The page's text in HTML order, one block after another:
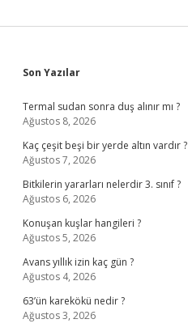
Sidebar
Son Yazılar
Termal sudan sonra duş alınır mı ?
Ağustos 8, 2026
Kaç çeşit beşi bir yerde altın vardır ?
Ağustos 7, 2026
Bitkilerin yararları nelerdir 3. sınıf ?
Ağustos 6, 2026
Konuşan kuşlar hangileri ?
Ağustos 5, 2026
Avans yıllık izin kaç gün ?
Ağustos 4, 2026
63’ün karekökü nedir ?
Ağustos 3, 2026